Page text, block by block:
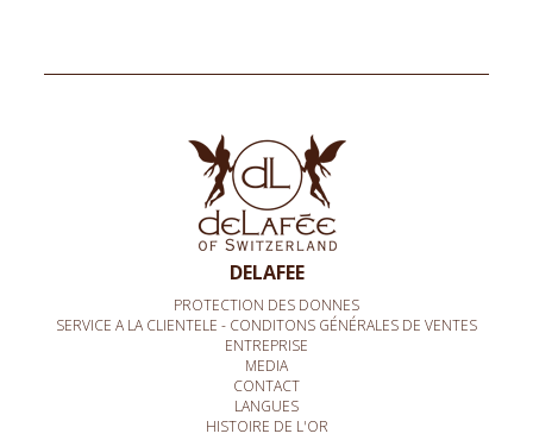
DELAFEE
PROTECTION DES DONNES
SERVICE A LA CLIENTELE - CONDITONS GÉNÉRALES DE VENTES
ENTREPRISE
MEDIA
CONTACT
LANGUES
HISTOIRE DE L'OR